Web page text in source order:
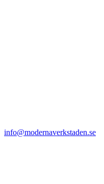
info@modernaverkstaden.se